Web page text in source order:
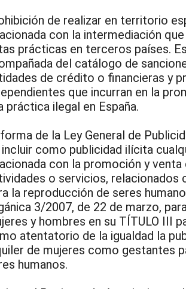
de realizar en territorio
con la intermediación
prácticas en terceros países.
del catálogo de
de crédito o financieras y
que incurran en la
práctica ilegal en España.
de la Ley General de
incluir como publicidad ilícita
con la promoción y
o servicios, relacionados
la reproducción de seres
3/2007, de 22 de marzo,
y hombres en su TÍTULO III
atentatorio de la igualdad la
de mujeres como gestantes
humanos.